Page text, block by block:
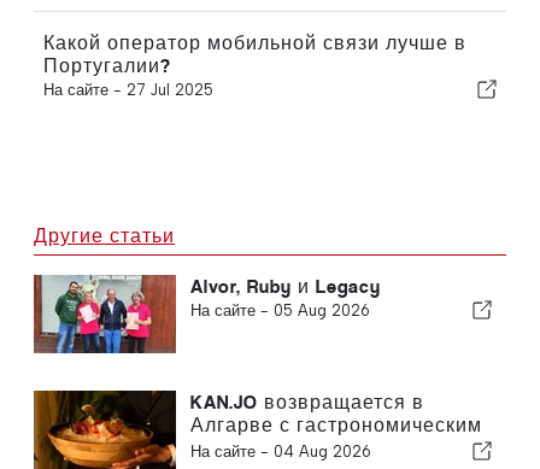
Какой оператор мобильной связи лучше в
Португалии?
На сайте - 27 Jul 2025
Другие статьи
Alvor, Ruby и Legacy
На сайте - 05 Aug 2026
KAN.JO возвращается в
Алгарве с гастрономическим
опытом, вдохновленным
На сайте - 04 Aug 2026